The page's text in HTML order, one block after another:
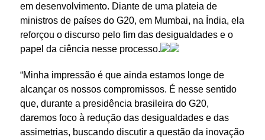
em desenvolvimento. Diante de uma plateia de
ministros de países do G20, em Mumbai, na Índia, ela
reforçou o discurso pelo fim das desigualdades e o
papel da ciência nesse processo.
“Minha impressão é que ainda estamos longe de
alcançar os nossos compromissos. É nesse sentido
que, durante a presidência brasileira do G20,
daremos foco à redução das desigualdades e das
assimetrias, buscando discutir a questão da inovação